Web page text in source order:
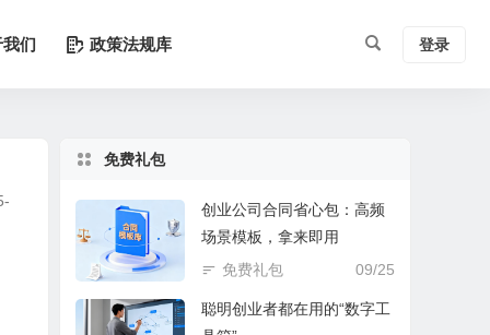
们 政策法规库 登录
免费礼包
创业公司合同省心包：高频
场景模板，拿来即用
09/25
免费礼包
聪明创业者都在用的“数字工